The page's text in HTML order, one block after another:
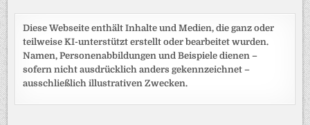
Diese Webseite enthält Inhalte und Medien, die ganz oder
teilweise KI-unterstützt erstellt oder bearbeitet wurden.
Namen, Personenabbildungen und Beispiele dienen –
sofern nicht ausdrücklich anders gekennzeichnet –
ausschließlich illustrativen Zwecken.